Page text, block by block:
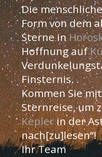
Die
Form von dem
Sterne in
Hoffnung auf
Finsternis.
Kommen Sie
Sternreise, um
Keplerin der
nach[zu]lesen“!
Ihr Team